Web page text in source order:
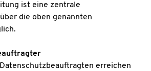
ist eine zentrale
die oben genannten
erreichen